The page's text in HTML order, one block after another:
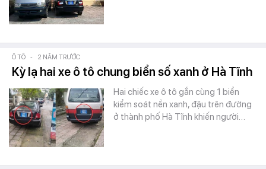
Ô TÔ - 2 NĂM TRƯỚC
Kỳ lạ hai xe ô tô chung biển số xanh ở Hà Tĩnh
Hai chiếc xe ô tô gắn cùng 1 biển
kiểm soát nền xanh, đậu trên đường
ở thành phố Hà Tĩnh khiến người…